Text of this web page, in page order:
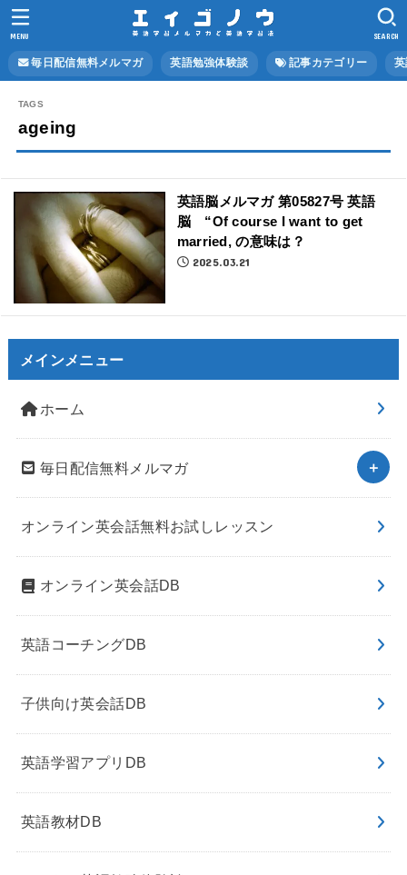
毎日配信無料メルマガ 英語勉強体験談 記事カテゴリー
SEARCH
MENU
ageing
英語脳メルマガ 第05827号 英語
脳 “Of course I want to get
married, の意味は？
2025.03.21
メインメニュー
ホーム
毎日配信無料メルマガ
オンライン英会話無料お試しレッスン
オンライン英会話DB
英語コーチングDB
子供向け英会話DB
英語学習アプリDB
英語教材DB